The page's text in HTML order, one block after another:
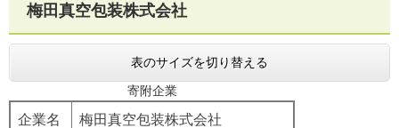
​梅田真空包装株式会社​
表のサイズを切り替える
寄附企業
企業名 ​梅田真空包装株式会社